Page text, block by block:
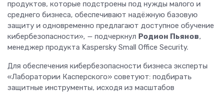
продуктов, которые подстроены под нужды малого и
среднего бизнеса, обеспечивают надёжную базовую
защиту и одновременно предлагают доступное обучение
кибербезопасности», — подчеркнул Родион Пьянов,
менеджер продукта Kaspersky Small Office Security.
Для обеспечения кибербезопасности бизнеса эксперты
«Лаборатории Касперского» советуют: подбирать
защитные инструменты, исходя из масштабов